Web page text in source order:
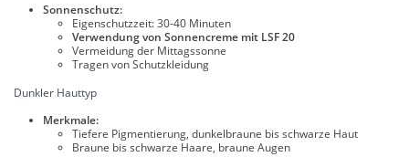
Sonnenschutz:
Eigenschutzzeit: 30-40 Minuten
Verwendung von Sonnencreme mit LSF 20
Vermeidung der Mittagssonne
Tragen von Schutzkleidung
Dunkler Hauttyp
Merkmale:
Tiefere Pigmentierung, dunkelbraune bis schwarze Haut
Braune bis schwarze Haare, braune Augen